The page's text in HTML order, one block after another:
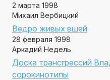
2 марта 1998
Михаил Вербицкий
Ведро живых вшей
28 февраля 1998
Аркадий Недель
Доска трансгрессий
сорокинотипы